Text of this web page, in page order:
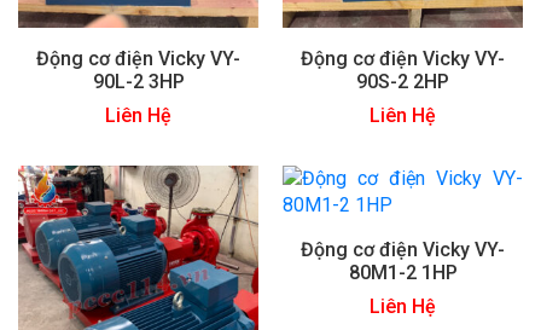
Động cơ điện Vicky VY-
90L-2 3HP
Liên Hệ
Động cơ điện Vicky VY-
90S-2 2HP
Liên Hệ
Động cơ điện Vicky VY-
80M1-2 1HP
Liên Hệ